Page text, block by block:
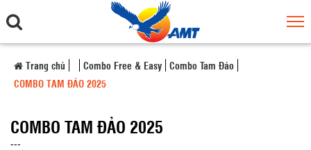
Trang chủ Combo Free & Easy
Combo Tam Đảo
COMBO TAM ĐẢO 2025
COMBO TAM ĐẢO 2025
---